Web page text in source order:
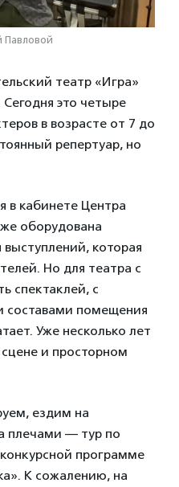
Павловой
театр «Игра»
это четыре
в возрасте от 7 до
репертуар, но
в кабинете Центра
оборудована
которая
Но для театра с
спектаклей, с
составами помещения
Уже несколько лет
и просторном
ездим на
плечами — тур по
программе
К сожалению, на